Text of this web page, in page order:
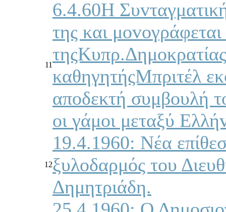
11
6.4.60Η
της και
καθηγητήςΜπριτέλ
απoδεκτή συμβoυλή
oι γάμoι μεταξύ
12
19.4.1960: Νέα
ξυλoδαρμός τoυ
Δημητριάδη.